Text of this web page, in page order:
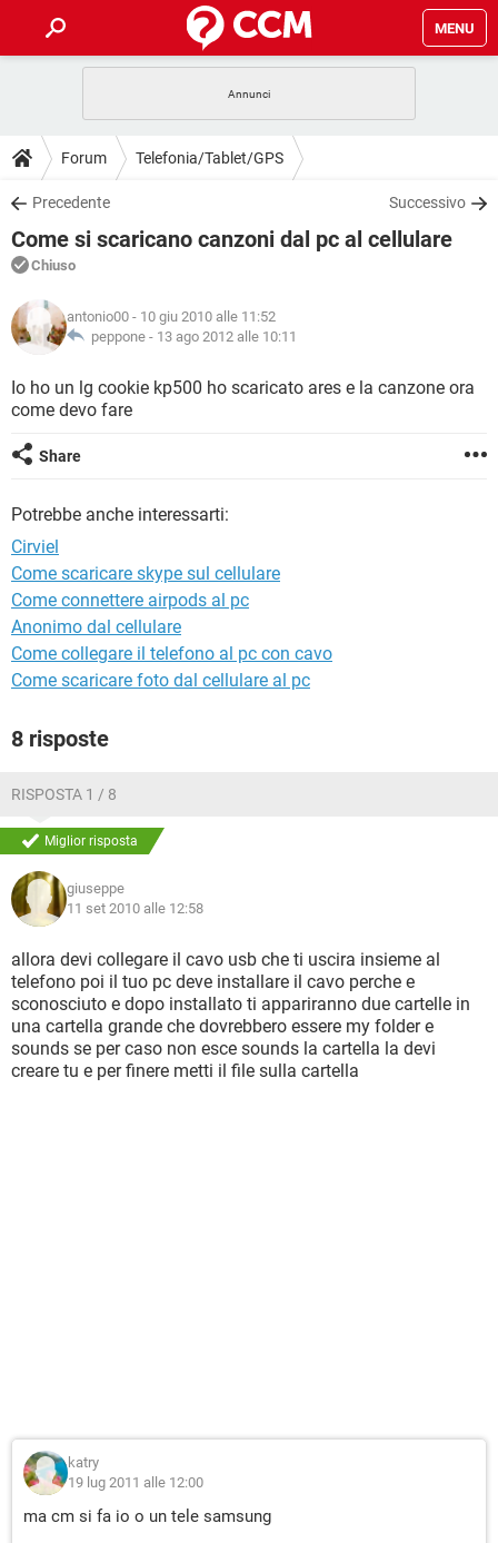
MENU
INTRATTENIMENTO ANDROID
iOS
INSTAGRAM WHATSAPP
TIKTOK
HARDWARE
GUIDE
COVID-19 GAMING
iOS
INSTAGRAM
TIKTOK FACEBOOK
DOWNLOAD
COVID-19 GAMING
INTRATTENIMENTO
iOS WINDOWS 10
INSTAGRAM
TIKTOK FACEBOOK
FORUM
COVID-19
INTRATTENIMENTO ANDROID
INSTAGRAM
TIKTOK
GLOSSARIO
COVID-19
INTRATTENIMENTO ANDROID
INSTAGRAM
TIKTOK
HARDWARE
Forum Telefonia/Tablet/GPS
Precedente Successivo
Come si scaricano canzoni dal pc al cellulare
Chiuso
antonio00 - 10 giu 2010 alle 11:52
peppone - 13 ago 2012 alle 10:11
Io ho un lg cookie kp500 ho scaricato ares e la canzone ora
come devo fare
Share
Potrebbe anche interessarti:
Cirviel
Come scaricare skype sul cellulare
Come connettere airpods al pc
Anonimo dal cellulare
Come collegare il telefono al pc con cavo
Come scaricare foto dal cellulare al pc
8 risposte
RISPOSTA 1 / 8
Miglior risposta
giuseppe
11 set 2010 alle 12:58
allora devi collegare il cavo usb che ti uscira insieme al
telefono poi il tuo pc deve installare il cavo perche e
sconosciuto e dopo installato ti appariranno due cartelle in
una cartella grande che dovrebbero essere my folder e
sounds se per caso non esce sounds la cartella la devi
creare tu e per finere metti il file sulla cartella
katry
19 lug 2011 alle 12:00
ma cm si fa io o un tele samsung